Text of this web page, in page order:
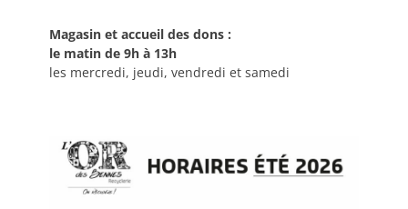
Magasin et accueil des dons :
le matin de 9h à 13h
les mercredi, jeudi, vendredi et samedi